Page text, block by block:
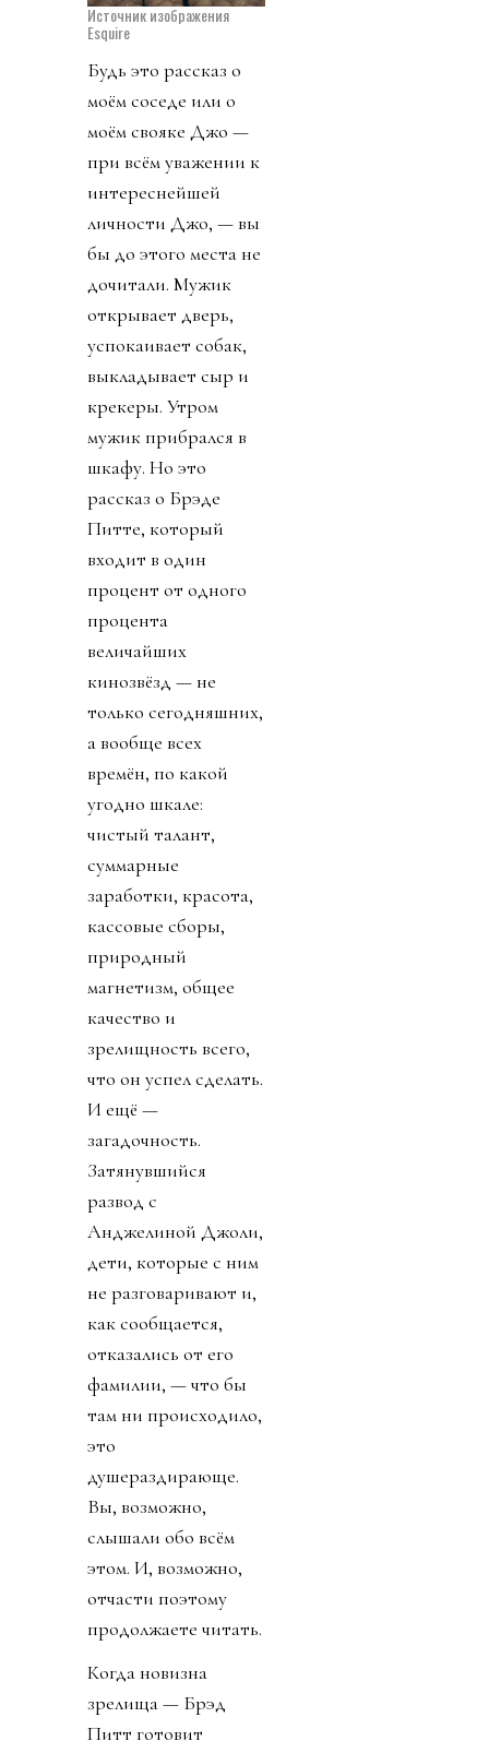
Источник изображения
Esquire
Будь это рассказ о
моём соседе или о
моём свояке Джо —
при всём уважении к
интереснейшей
личности Джо, — вы
бы до этого места не
дочитали. Мужик
открывает дверь,
успокаивает собак,
выкладывает сыр и
крекеры. Утром
мужик прибрался в
шкафу. Но это
рассказ о Брэде
Питте, который
входит в один
процент от одного
процента
величайших
кинозвёзд — не
только сегодняшних,
а вообще всех
времён, по какой
угодно шкале:
чистый талант,
суммарные
заработки, красота,
кассовые сборы,
природный
магнетизм, общее
качество и
зрелищность всего,
что он успел сделать.
И ещё —
загадочность.
Затянувшийся
развод с
Анджелиной Джоли,
дети, которые с ним
не разговаривают и,
как сообщается,
отказались от его
фамилии, — что бы
там ни происходило,
это
душераздирающе.
Вы, возможно,
слышали обо всём
этом. И, возможно,
отчасти поэтому
продолжаете читать.
Когда новизна
зрелища — Брэд
Питт готовит